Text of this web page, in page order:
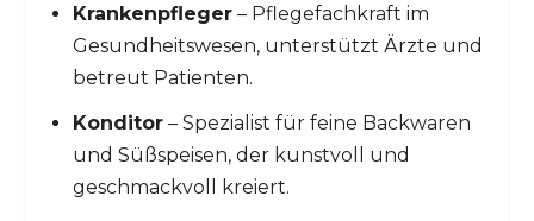
Krankenpfleger– Pflegefachkraft im
Gesundheitswesen, unterstützt Ärzte und
betreut Patienten.
Konditor– Spezialist für feine Backwaren
und Süßspeisen, der kunstvoll und
geschmackvoll kreiert.